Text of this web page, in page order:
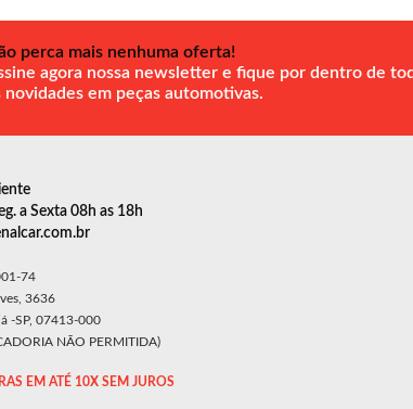
perca mais nenhuma oferta!
agora nossa newsletter e fique por dentro de
novidades em peças automotivas.
a Sexta 08h as 18h
74
3636
-SP, 07413-000
NÃO PERMITIDA)
EM ATÉ 10X SEM JUROS